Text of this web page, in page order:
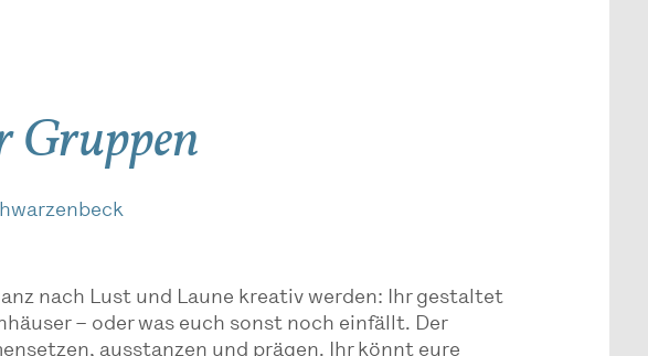
nach Lust und Laune kreativ werden: Ihr gestaltet
– oder was euch sonst noch einfällt. Der
ausstanzen und prägen. Ihr könnt eure